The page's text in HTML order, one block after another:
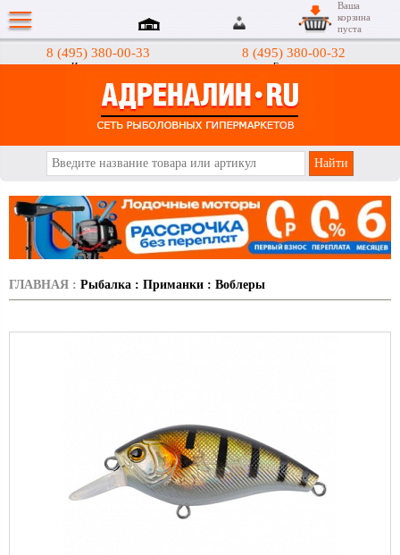
8 (495) 380-00-33
Интернет-магазин
8 (495) 380-00-32
Гипермаркеты
Ваша
корзина
пуста
ГЛАВНАЯ : Рыбалка : Приманки : Воблеры